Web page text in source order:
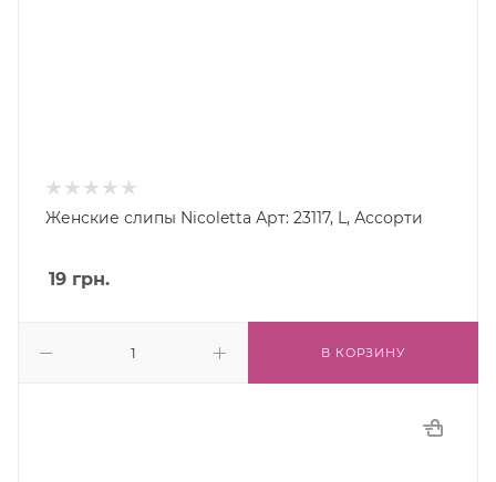
Женские слипы Nicoletta Арт: 23117, L, Ассорти
19 грн.
В КОРЗИНУ